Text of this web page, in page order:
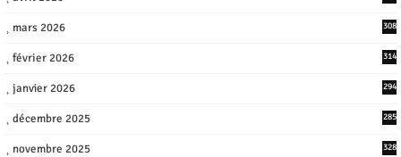
mars 2026 308
février 2026 314
janvier 2026 294
décembre 2025 285
novembre 2025 328